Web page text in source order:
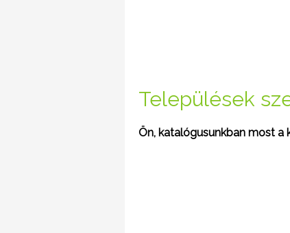
Települések
Ön, katalógusunkban most